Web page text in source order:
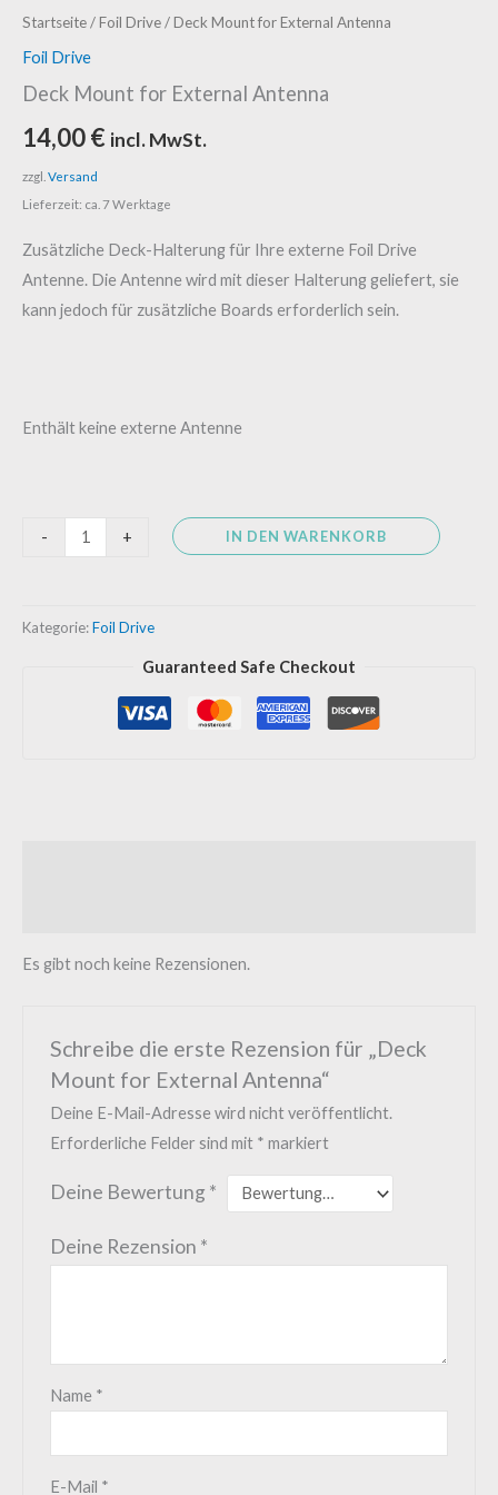
Startseite/Foil Drive/ Deck Mount for External Antenna
Foil Drive
Deck Mount for External Antenna
14,00€ incl. MwSt.
zzgl. Versand
Lieferzeit: ca. 7 Werktage
Zusätzliche Deck-Halterung für Ihre externe Foil Drive
Antenne. Die Antenne wird mit dieser Halterung geliefert, sie
kann jedoch für zusätzliche Boards erforderlich sein.
Enthält keine externe Antenne
-
Deck
Mount
for
Antenna
Menge
+ IN DEN WARENKORB
Kategorie:Foil Drive
Guaranteed Safe Checkout
Es gibt noch keine Rezensionen.
Schreibe die erste Rezension für „Deck
Mount for External Antenna“
Deine E-Mail-Adresse wird nicht veröffentlicht.
Erforderliche Felder sind mit * markiert
Deine Bewertung *
Deine Rezension *
Name *
E-Mail *